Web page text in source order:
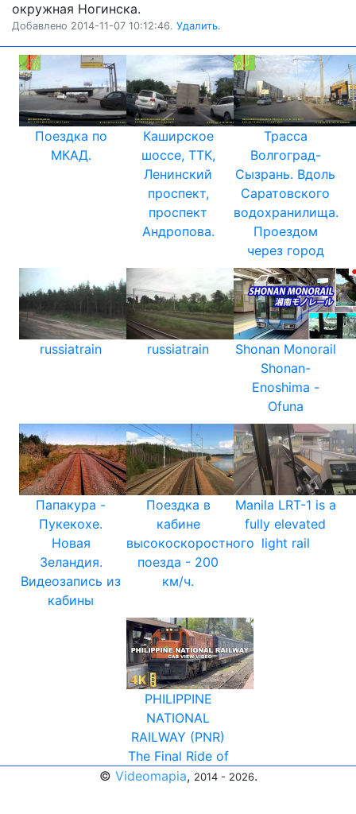
окружная Ногинска.
Добавлено 2014-11-07 10:12:46. Удалить.
Поездка по
МКАД.
Каширское
шоссе, ТТК,
Ленинский
проспект,
проспект
Андропова.
Трасса
Волгоград-
Сызрань. Вдоль
Саратовского
водохранилища.
Проездом
через город
russiatrain russiatrain
Shonan Monorail
Shonan-
Enoshima -
Ofuna
Папакура -
Пукекохе.
Новая
Зеландия.
Видеозапись из
кабины
Поездка в
кабине
высокоскоростного
поезда - 200
км/ч.
Manila LRT-1 is a
fully elevated
light rail
PHILIPPINE
NATIONAL
RAILWAY (PNR)
The Final Ride of
© Videomapia, 2014 - 2026.